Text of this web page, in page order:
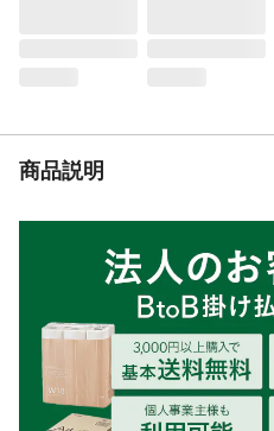
商品説明